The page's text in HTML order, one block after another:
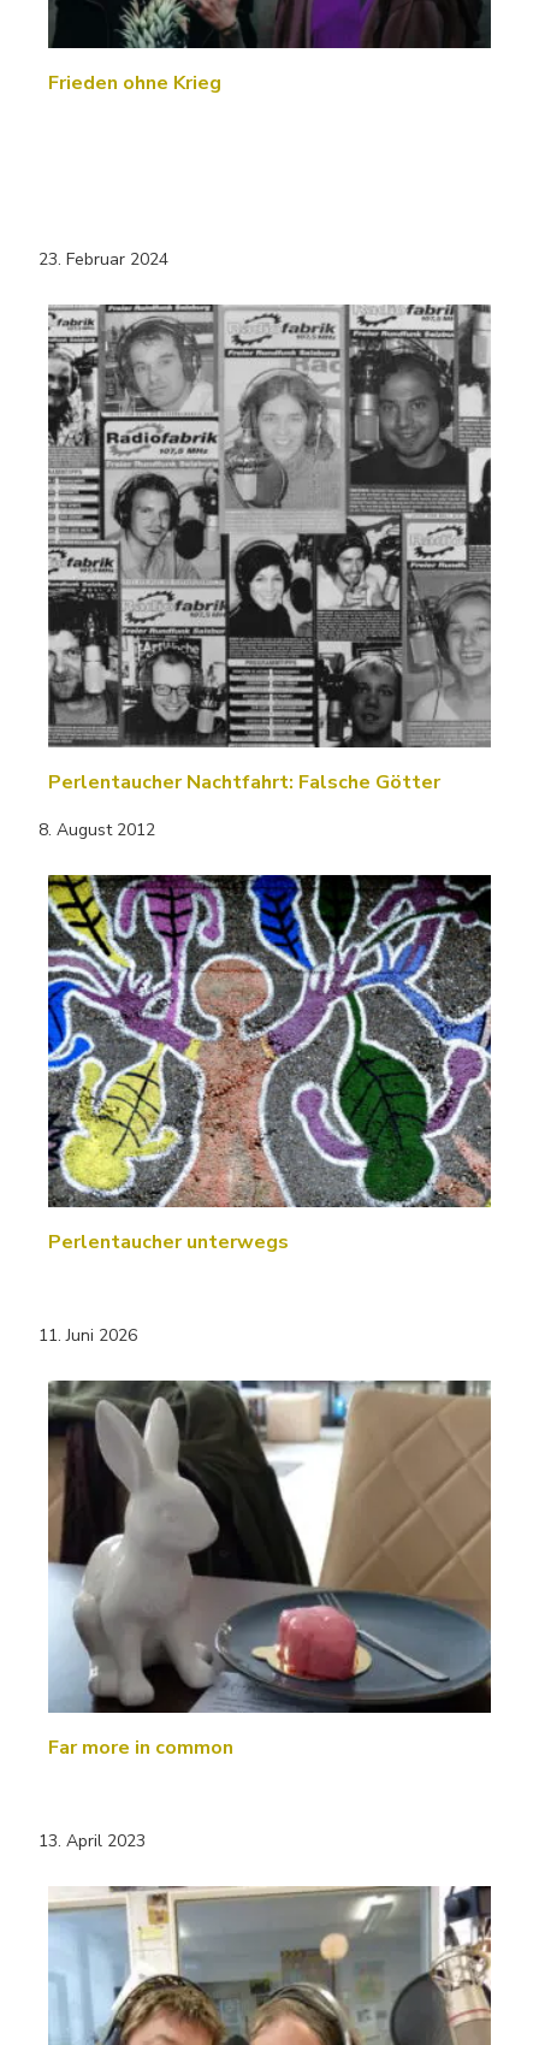
Frieden ohne Krieg
23. Februar 2024
Perlentaucher Nachtfahrt: Falsche Götter
8. August 2012
Perlentaucher unterwegs
11. Juni 2026
Far more in common
13. April 2023